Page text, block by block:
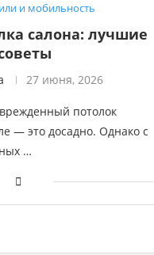
и мобильность
салона: лучшие
27 июня, 2026
потолок
— это досадно. Однако с
…